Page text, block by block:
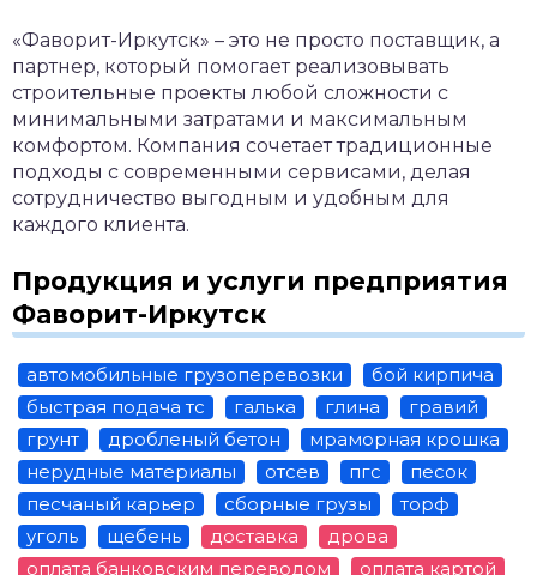
«Фаворит-Иркутск» – это не просто поставщик, а
партнер, который помогает реализовывать
строительные проекты любой сложности с
минимальными затратами и максимальным
комфортом. Компания сочетает традиционные
подходы с современными сервисами, делая
сотрудничество выгодным и удобным для
каждого клиента.
Продукция и услуги предприятия
Фаворит-Иркутск
автомобильные грузоперевозки
бой кирпича
быстрая подача тс
галька глина
гравий
грунт
дробленый бетон
мраморная крошка
нерудные материалы
отсев пгс
песок
песчаный карьер
сборные грузы
торф
уголь
щебень доставка
дрова
оплата банковским переводом
оплата картой